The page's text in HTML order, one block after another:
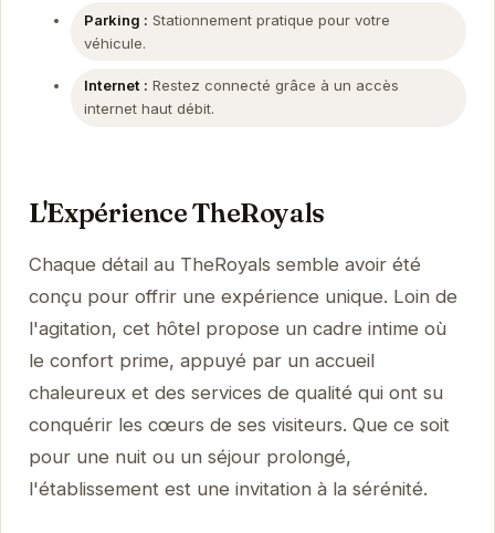
Parking : Stationnement pratique pour votre
véhicule.
Internet : Restez connecté grâce à un accès
internet haut débit.
L'Expérience TheRoyals
Chaque détail au TheRoyals semble avoir été
conçu pour offrir une expérience unique. Loin de
l'agitation, cet hôtel propose un cadre intime où
le confort prime, appuyé par un accueil
chaleureux et des services de qualité qui ont su
conquérir les cœurs de ses visiteurs. Que ce soit
pour une nuit ou un séjour prolongé,
l'établissement est une invitation à la sérénité.